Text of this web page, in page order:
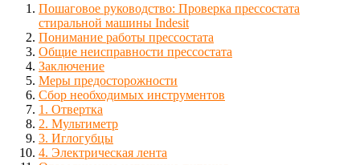
Пошаговое руководство: Проверка прессостата
стиральной машины Indesit
Понимание работы прессостата
Общие неисправности прессостата
Заключение
Меры предосторожности
Сбор необходимых инструментов
1. Отвертка
2. Мультиметр
3. Иглогубцы
4. Электрическая лента